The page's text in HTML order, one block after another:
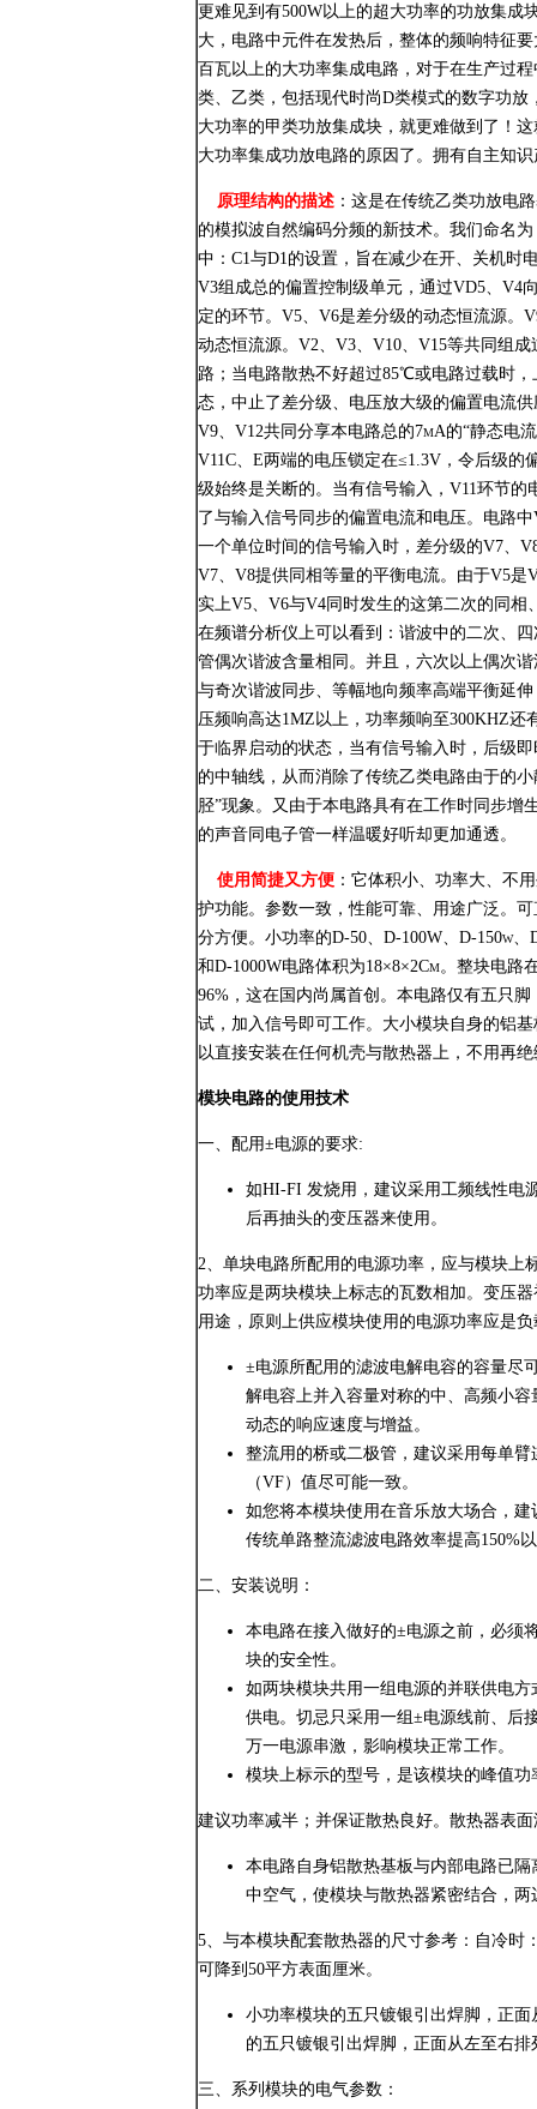
更难见到有500W以上的超大功率的功放集成
大，电路中元件在发热后，整体的频响特征
百瓦以上的大功率集成电路，对于在生产过
类、乙类，包括现代时尚D类模式的数字功
大功率的甲类功放集成块，就更难做到了！
大功率集成功放电路的原因了。拥有自主知
原理结构的描述 ：这是在传统乙类功放电
的模拟波自然编码分频的新技术。我们命名
中：C1与D1的设置，旨在减少在开、关机时
V3组成总的偏置控制级单元，通过VD5、V4
定的环节。V5、V6是差分级的动态恒流源。
动态恒流源。V2、V3、V10、V15等共同组
路；当电路散热不好超过85℃或电路过载时
态，中止了差分级、电压放大级的偏置电流
V9、V12共同分享本电路总的7mA的“静态电
V11C、E两端的电压锁定在≤1.3V，令后级
级始终是关断的。当有信号输入，V11环节
了与输入信号同步的偏置电流和电压。电路
一个单位时间的信号输入时，差分级的V7、
V7、V8提供同相等量的平衡电流。由于V5
实上V5、V6与V4同时发生的这第二次的同
在频谱分析仪上可以看到：谐波中的二次、
管偶次谐波含量相同。并且，六次以上偶次
与奇次谐波同步、等幅地向频率高端平衡延
压频响高达1MZ以上，功率频响至300KHZ
于临界启动的状态，当有信号输入时，后级
的中轴线，从而消除了传统乙类电路由于的
胫”现象。又由于本电路具有在工作时同步增
的声音同电子管一样温暖好听却更加通透。
使用简捷又方便 ：它体积小、功率大、不
护功能。参数一致，性能可靠、用途广泛。
分方便。小功率的D-50、D-100W、D-150w
和D-1000W电路体积为18×8×2Cm。整块电
96%，这在国内尚属首创。本电路仅有五只
试，加入信号即可工作。大小模块自身的铝
以直接安装在任何机壳与散热器上，不用再
模块电路的使用技术
一、配用±电源的要求:
如HI-FI 发烧用，建议采用工频线性电
后再抽头的变压器来使用。
2、单块电路所配用的电源功率，应与模块上
功率应是两块模块上标志的瓦数相加。变压
用途，原则上供应模块使用的电源功率应是
±电源所配用的滤波电解电容的容量尽
解电容上并入容量对称的中、高频小
动态的响应速度与增益。
整流用的桥或二极管，建议采用每单
（VF）值尽可能一致。
如您将本模块使用在音乐放大场合，
传统单路整流滤波电路效率提高150%
二、安装说明：
本电路在接入做好的±电源之前，必须
块的安全性。
如两块模块共用一组电源的并联供电
供电。切忌只采用一组±电源线前、后
万一电源串激，影响模块正常工作。
模块上标示的型号，是该模块的峰值
建议功率减半；并保证散热良好。散热器表
本电路自身铝散热基板与内部电路已
中空气，使模块与散热器紧密结合，
5、与本模块配套散热器的尺寸参考：自冷时
可降到50平方表面厘米。
小功率模块的五只镀银引出焊脚，正
的五只镀银引出焊脚，正面从左至右
三、系列模块的电气参数：